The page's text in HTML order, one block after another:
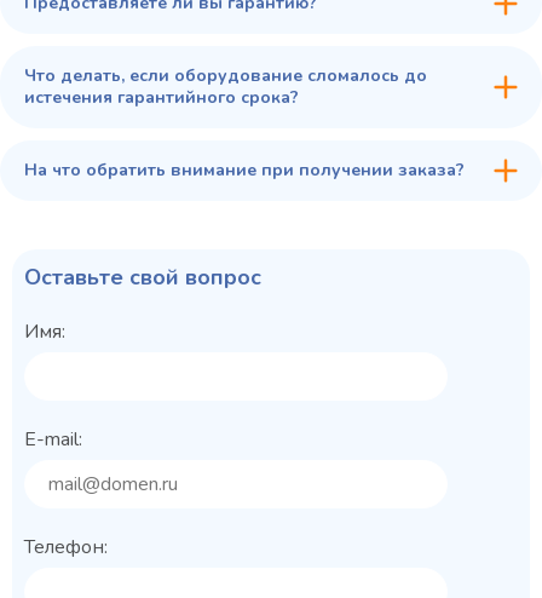
Что делать, если оборудование сломалось до
истечения гарантийного срока?
На что обратить внимание при получении заказа?
Оставьте свой вопрос
Имя:
E-mail:
Телефон: